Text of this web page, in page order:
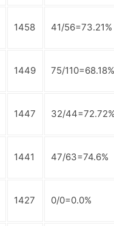
1458 41/56=73.21%
1449 75/110=68.18%
1447 32/
1441 47/63=74.6%
1427 0/0=0.0%